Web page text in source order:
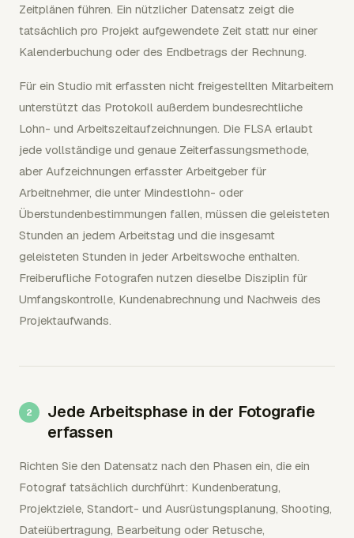
Zeitplänen führen. Ein nützlicher Datensatz zeigt die
tatsächlich pro Projekt aufgewendete Zeit statt nur einer
Kalenderbuchung oder des Endbetrags der Rechnung.
Für ein Studio mit erfassten nicht freigestellten Mitarbeitern
unterstützt das Protokoll außerdem bundesrechtliche
Lohn- und Arbeitszeitaufzeichnungen. Die FLSA erlaubt
jede vollständige und genaue Zeiterfassungsmethode,
aber Aufzeichnungen erfasster Arbeitgeber für
Arbeitnehmer, die unter Mindestlohn- oder
Überstundenbestimmungen fallen, müssen die geleisteten
Stunden an jedem Arbeitstag und die insgesamt
geleisteten Stunden in jeder Arbeitswoche enthalten.
Freiberufliche Fotografen nutzen dieselbe Disziplin für
Umfangskontrolle, Kundenabrechnung und Nachweis des
Projektaufwands.
Jede Arbeitsphase in der Fotografie
erfassen
Richten Sie den Datensatz nach den Phasen ein, die ein
Fotograf tatsächlich durchführt: Kundenberatung,
Projektziele, Standort- und Ausrüstungsplanung, Shooting,
Dateiübertragung, Bearbeitung oder Retusche,